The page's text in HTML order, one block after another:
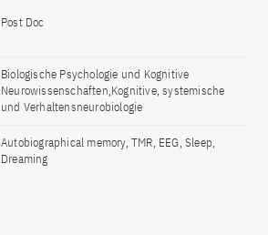
Post Doc
Biologische Psychologie und Kognitive
Neurowissenschaften,Kognitive, systemische
und Verhaltensneurobiologie
Autobiographical memory, TMR, EEG, Sleep,
Dreaming